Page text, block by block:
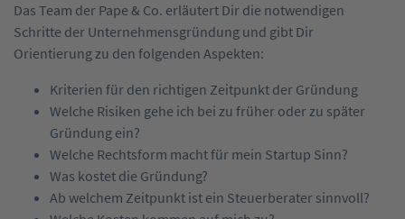
Das Team der Pape & Co. erläutert Dir die notwendigen
Schritte der Unternehmensgründung und gibt Dir
Orientierung zu den folgenden Aspekten:
Kriterien für den richtigen Zeitpunkt der Gründung
Welche Risiken gehe ich bei zu früher oder zu später
Gründung ein?
Welche Rechtsform macht für mein Startup Sinn?
Was kostet die Gründung?
Ab welchem Zeitpunkt ist ein Steuerberater sinnvoll?